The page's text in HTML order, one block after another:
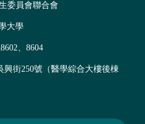
委員會聯合會
大學
、8604
興街250號（醫學綜合大樓後棟